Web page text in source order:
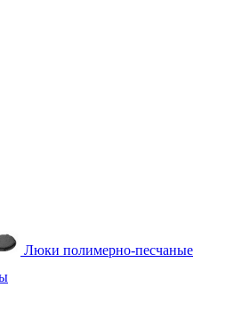
Люки полимерно-песчаные